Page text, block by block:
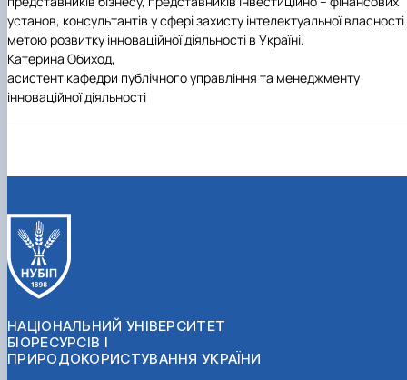
установ, консультантів у сфері захисту інтелектуальної власності
метою розвитку інноваційної діяльності в Україні.
Катерина Обиход,
асистент кафедри публічного управління та менеджменту
інноваційної діяльності
НАЦІОНАЛЬНИЙ УНІВЕРСИТЕТ
БІОРЕСУРСІВ І
ПРИРОДОКОРИСТУВАННЯ УКРАЇНИ